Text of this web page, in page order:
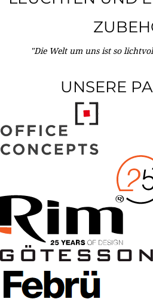
"Die Welt um uns ist so
UNSERE